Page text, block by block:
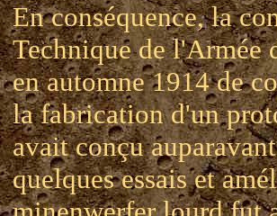
En conséquence, la
Technique de l'Armée
en automne 1914 de
la fabrication d'un
avait conçu
quelques essais et